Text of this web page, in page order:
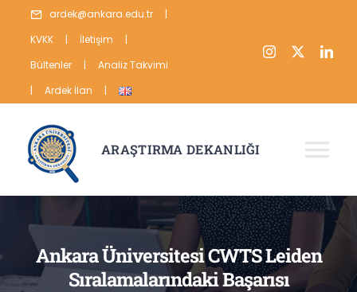
content
ardek@ankara.edu.tr
|
KVKK
| İletişim
|
Bültenler
|
Analiz Takvimi
|
Ardek İlan |
ARAŞTIRMA DEKANLIĞI
HAKKIMIZDA
ARAŞTIRMA
YAYIN
Ankara Üniversitesi CWTS Leiden
Sıralamalarındaki Başarısı